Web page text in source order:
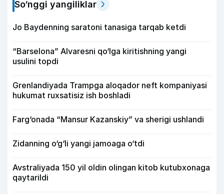
So‘nggi yangiliklar
Jo Baydenning saratoni tanasiga tarqab ketdi
“Barselona” Alvaresni qo‘lga kiritishning yangi
usulini topdi
Grenlandiyada Trampga aloqador neft kompaniyasi
hukumat ruxsatisiz ish boshladi
Farg‘onada “Mansur Kazanskiy” va sherigi ushlandi
Zidanning o‘g‘li yangi jamoaga o‘tdi
Avstraliyada 150 yil oldin olingan kitob kutubxonaga
qaytarildi